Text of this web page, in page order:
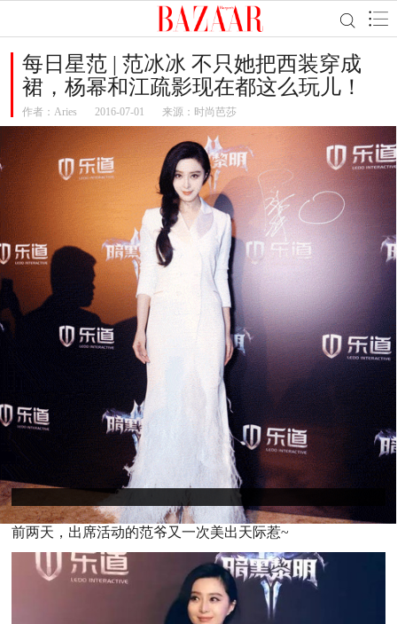
每日星范 | 范冰冰 不只她把西装穿成
裙，杨幂和江疏影现在都这么玩儿！
作者： Aries 2016-07-01 来源：时尚芭莎
前两天，出席活动的范爷又一次美出天际惹~